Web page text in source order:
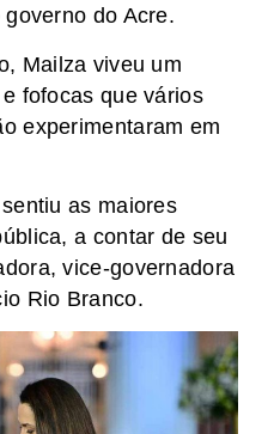
do Acre.
Mailza viveu um
fofocas que vários
experimentaram em
as maiores
a contar de seu
vice-governadora
Rio Branco.